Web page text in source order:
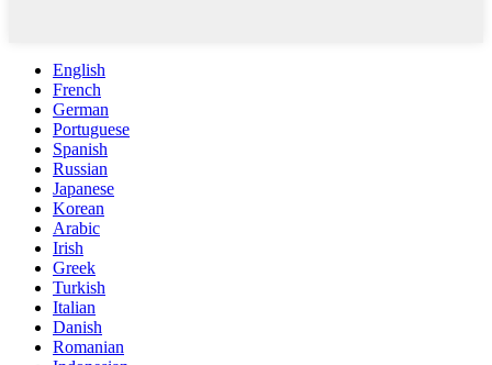
English
French
German
Portuguese
Spanish
Russian
Japanese
Korean
Arabic
Irish
Greek
Turkish
Italian
Danish
Romanian